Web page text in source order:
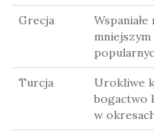
Grecja
Turcja
Urokliwe
bogactwo
w